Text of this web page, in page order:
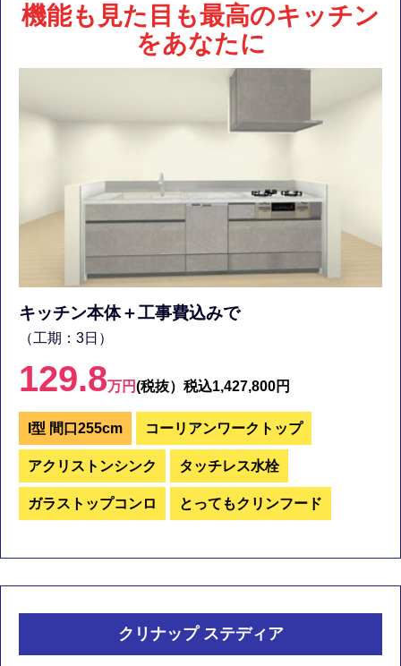
機能も見た目も最高のキッチン
をあなたに
キッチン本体＋工事費込みで
（工期：3日）
129.8万円(税抜） 税込1,427,800円
I型 間口255cm コーリアンワークトップ
アクリストンシンク タッチレス水栓
ガラストップコンロ とってもクリンフード
クリナップ ステディア